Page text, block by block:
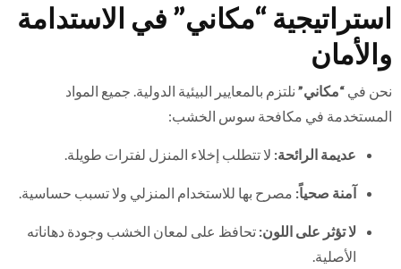
استراتيجية “مكاني” في الاستدامة
والأمان
نحن في “مكاني” نلتزم بالمعايير البيئية الدولية. جميع المواد
المستخدمة في مكافحة سوس الخشب:
عديمة الرائحة: لا تتطلب إخلاء المنزل لفترات طويلة.
آمنة صحياً: مصرح بها للاستخدام المنزلي ولا تسبب حساسية.
لا تؤثر على اللون: تحافظ على لمعان الخشب وجودة دهاناته
الأصلية.